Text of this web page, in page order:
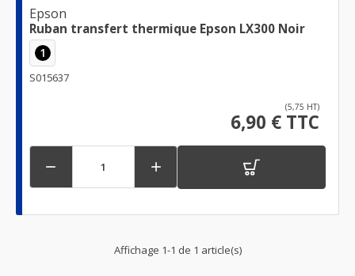
Epson
Ruban transfert thermique Epson LX300 Noir
1
S015637
(5,75 HT)
6,90 € TTC
 
Affichage 1-1 de 1 article(s)